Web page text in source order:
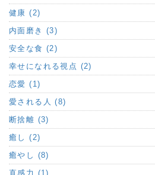
健康 (2)
内面磨き (3)
安全な食 (2)
幸せになれる視点 (2)
恋愛 (1)
愛される人 (8)
断捨離 (3)
癒し (2)
癒やし (8)
直感力 (1)